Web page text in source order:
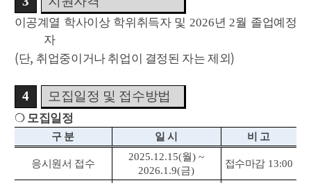
이공계열 학사이상 학위취득자 및 2026년2월 졸업예정
자
(단, 취업중이거나 취업이 결정된 자는 제외 )
4 모집일정 및 접수방법
❍ 모집일정
구 분 일 시 비 고
응시원서 접수
2025.12.15(월) ~
2026.1.9(금)
접수마감 13:00